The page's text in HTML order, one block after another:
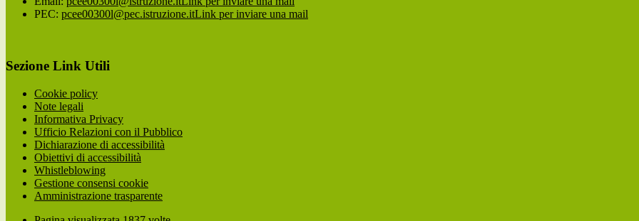
PEC: pcee00300l@pec.istruzione.itLink per inviare una mail
Sezione Link Utili
Cookie policy
Note legali
Informativa Privacy
Ufficio Relazioni con il Pubblico
Dichiarazione di accessibilità
Obiettivi di accessibilità
Whistleblowing
Gestione consensi cookie
Amministrazione trasparente